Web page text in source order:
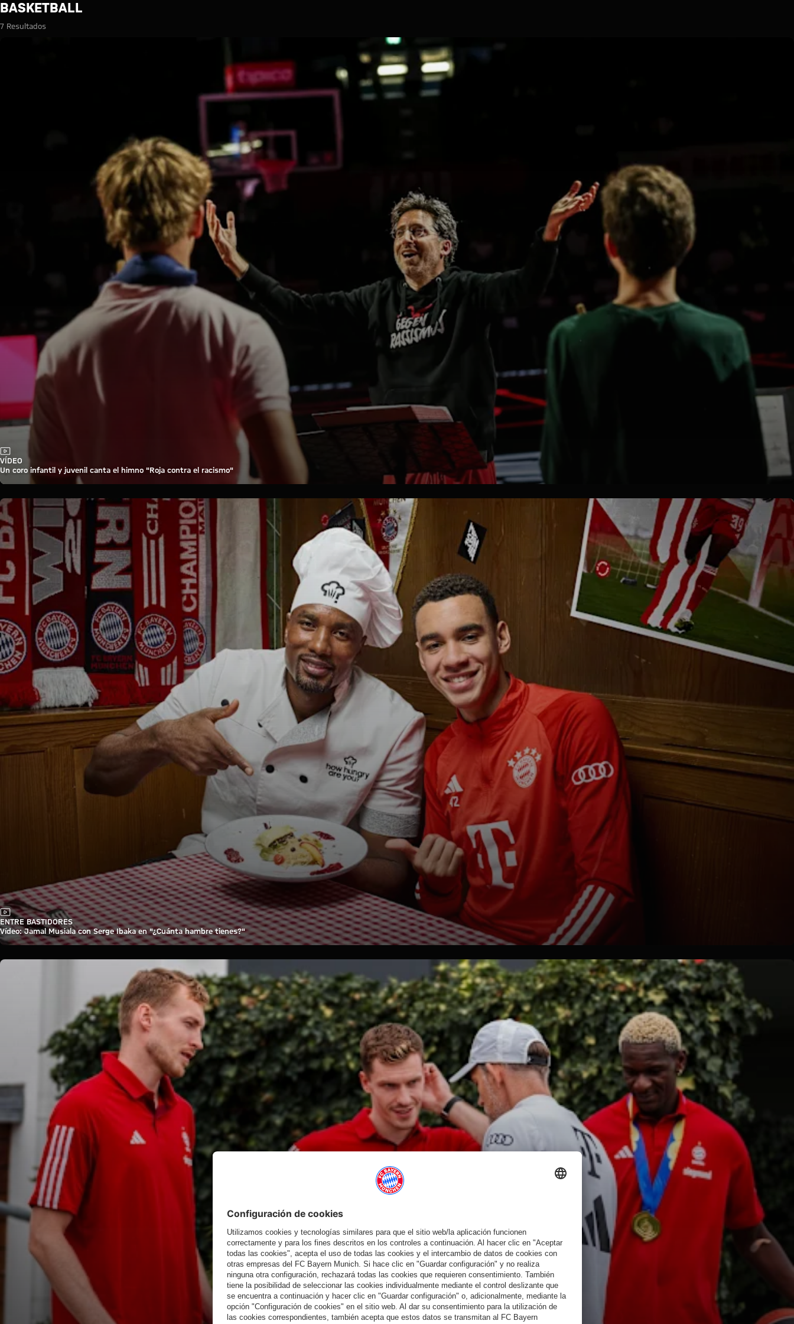
Búsqueda: Basketball
BASKETBALL
7 Resultados
Vídeo
VÍDEO
Un coro infantil y juvenil canta el himno "Roja contra el racismo"
Vídeo
ENTRE BASTIDORES
Vídeo: Jamal Musiala con Serge Ibaka en "¿Cuánta hambre tienes?"